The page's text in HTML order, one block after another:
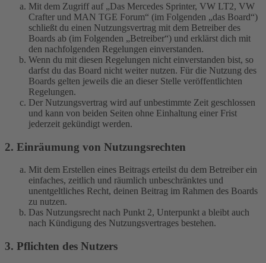
Mit dem Zugriff auf „Das Mercedes Sprinter, VW LT2, VW
Crafter und MAN TGE Forum“ (im Folgenden „das Board“)
schließt du einen Nutzungsvertrag mit dem Betreiber des
Boards ab (im Folgenden „Betreiber“) und erklärst dich mit
den nachfolgenden Regelungen einverstanden.
Wenn du mit diesen Regelungen nicht einverstanden bist, so
darfst du das Board nicht weiter nutzen. Für die Nutzung des
Boards gelten jeweils die an dieser Stelle veröffentlichten
Regelungen.
Der Nutzungsvertrag wird auf unbestimmte Zeit geschlossen
und kann von beiden Seiten ohne Einhaltung einer Frist
jederzeit gekündigt werden.
2. Einräumung von Nutzungsrechten
Mit dem Erstellen eines Beitrags erteilst du dem Betreiber ein
einfaches, zeitlich und räumlich unbeschränktes und
unentgeltliches Recht, deinen Beitrag im Rahmen des Boards
zu nutzen.
Das Nutzungsrecht nach Punkt 2, Unterpunkt a bleibt auch
nach Kündigung des Nutzungsvertrages bestehen.
3. Pflichten des Nutzers